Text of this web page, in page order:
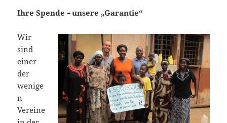
Ihre Spende –unsere „Garantie“
Wir
sind
einer
der
wenige
n
Vereine